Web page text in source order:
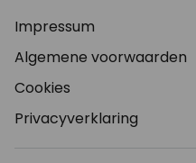
Impressum
Algemene voorwaarden
Cookies
Privacyverklaring